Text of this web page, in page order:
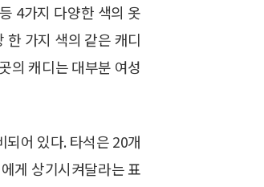
4가지 다양한 색의 옷
한 가지 색의 같은 캐디
의 캐디는 대부분 여성
어 있다. 타석은 20개
게 상기시켜달라는 표